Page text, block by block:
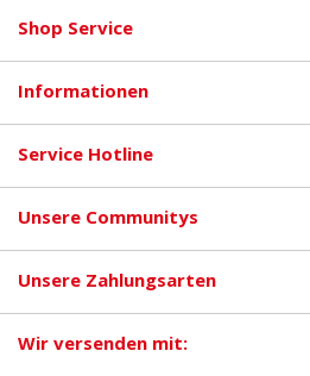
Shop Service
Informationen
Service Hotline
Unsere Communitys
Unsere Zahlungsarten
Wir versenden mit: